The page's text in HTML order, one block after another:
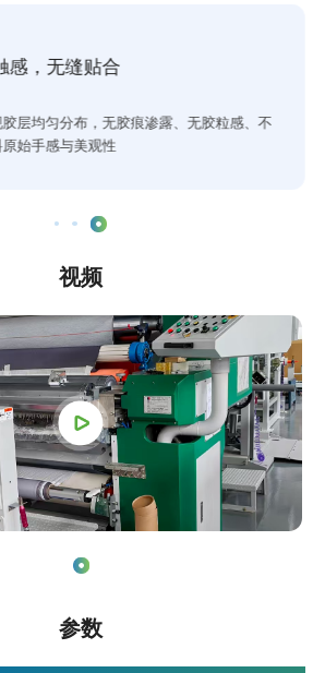
感，无缝贴合
层均匀分布，无胶痕渗露、无胶粒感、不
始手感与美观性
视频
参数